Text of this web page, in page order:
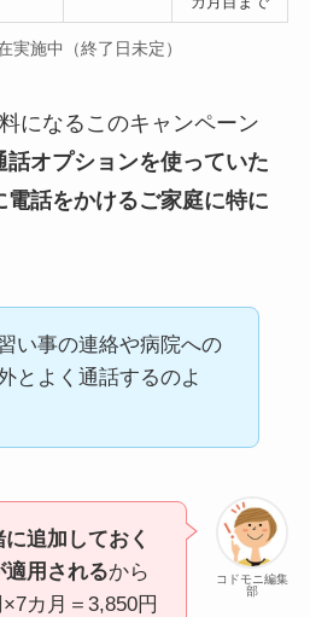
実施中（終了日未定）
になるこのキャンペーン
話オプションを使っていた
話をかけるご家庭に特に
い事の連絡や病院への
とよく通話するのよ
コドモニ編集
部
追加しておく
適用されるから
カ月＝3,850円